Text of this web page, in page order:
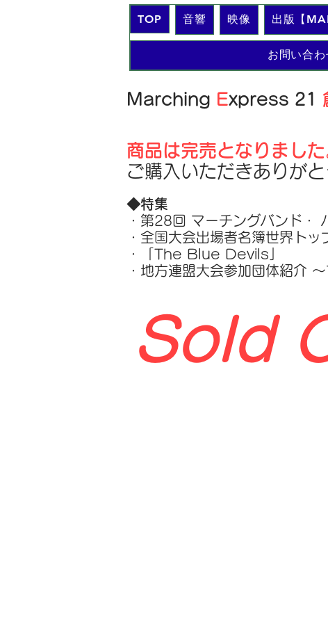
TOP 音響 映像 出版【
お問い合わ
Marching Express 21
商品は完売となりました
ご購入いただきありがと
◆特集
・第28回 マーチングバンド・
・全国大会出場者名簿世界ト
・「The Blue Devils」
・地方連盟大会参加団体紹介
​Sold